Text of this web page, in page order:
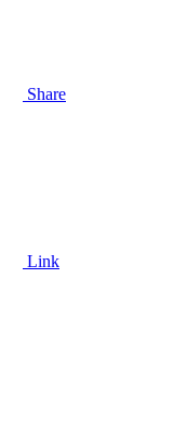
Share
Link